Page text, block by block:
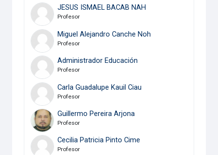
JESUS ISMAEL BACAB NAH
Profesor
Miguel Alejandro Canche Noh
Profesor
Administrador Educación
Profesor
Carla Guadalupe Kauil Ciau
Profesor
Guillermo Pereira Arjona
Profesor
Cecilia Patricia Pinto Cime
Profesor